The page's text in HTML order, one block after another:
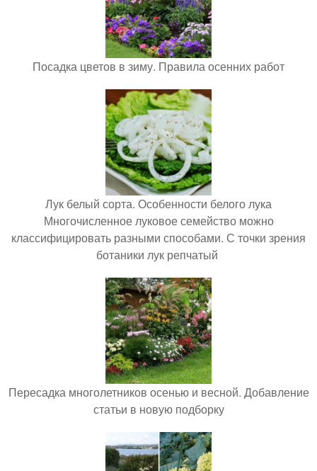
Посадка цветов в зиму. Правила осенних работ
Лук белый сорта. Особенности белого лука
Многочисленное луковое семейство можно
классифицировать разными способами. С точки зрения
ботаники лук репчатый
Пересадка многолетников осенью и весной. Добавление
статьи в новую подборку